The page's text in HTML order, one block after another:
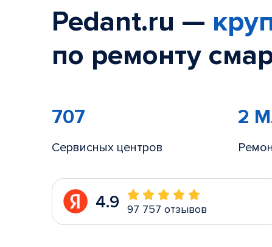
Pedant.ru —
по ремонту
707
Сервисных центров
2
4.9 97 757 отзывов